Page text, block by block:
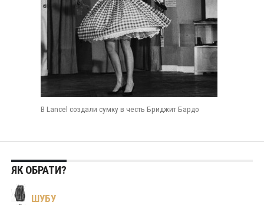
В Lancel создали сумку в честь Бриджит Бардо
ЯК ОБРАТИ?
ШУБУ